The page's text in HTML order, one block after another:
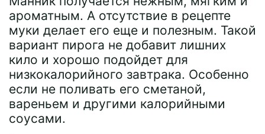
ароматным. А отсутствие в рецепте
муки делает его еще и полезным. Такой
вариант пирога не добавит лишних
кило и хорошо подойдет для
низкокалорийного завтрака. Особенно
если не поливать его сметаной,
вареньем и другими калорийными
соусами.